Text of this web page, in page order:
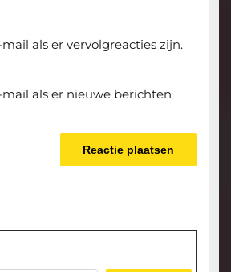
als er vervolgreacties zijn.
als er nieuwe berichten